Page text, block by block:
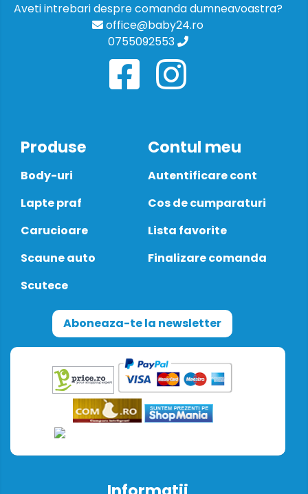
Aveti intrebari despre comanda dumneavoastra?
office@baby24.ro
0755092553
Produse
Body-uri
Lapte praf
Carucioare
Scaune auto
Scutece
Contul meu
Autentificare cont
Cos de cumparaturi
Lista favorite
Finalizare comanda
Aboneaza-te la newsletter